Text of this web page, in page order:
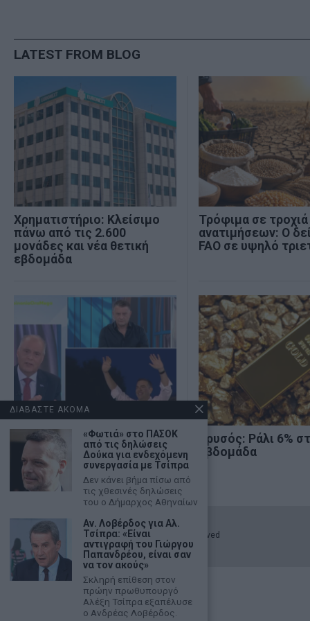
LATEST FROM BLOG
Χρηματιστήριο: Κλείσιμο
πάνω από τις 2.600
μονάδες και νέα θετική
εβδομάδα
Τρόφιμα σε
ανατιμήσεων: Ο
FAO σε υψηλό
Κ. Βελόπουλος: «Η Ελληνική
Λύση θα κυβερνήσει»
Χρυσός: Ράλι 6%
εβδομάδα
© - marketnews.gr - All Rights Reserved
ΔΙΑΒΑΣΤΕ ΑΚΟΜΑ
«Φωτιά» στο ΠΑΣΟΚ
από τις δηλώσεις
Δούκα για ενδεχόμενη
συνεργασία με Τσίπρα
Δεν κάνει βήμα πίσω από
τις χθεσινές δηλώσεις
του o Δήμαρχος Αθηναίων
Αν. Λοβέρδος για Αλ.
Τσίπρα: «Είναι
αντιγραφή του Γιώργου
Παπανδρέου, είναι σαν
να τον ακούς»
Σκληρή επίθεση στον
πρώην πρωθυπουργό
Αλέξη Τσίπρα εξαπέλυσε
ο Ανδρέας Λοβέρδος.